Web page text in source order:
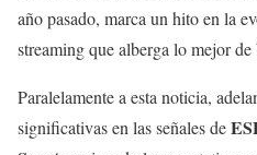
año pasado, marca un hito en la
streaming que alberga lo mejor
Paralelamente a esta noticia,
significativas en las señales de